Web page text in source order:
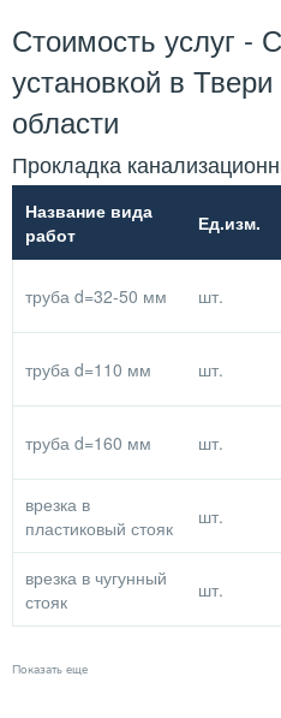
Стоимость услуг -
установкой в
области
Прокладка
Название вида
работ
Ед.изм.
труба d=32-50 мм шт.
труба d=110 мм шт.
труба d=160 мм шт.
врезка в
пластиковый стояк
шт.
врезка в чугунный
стояк
шт.
Показать еще